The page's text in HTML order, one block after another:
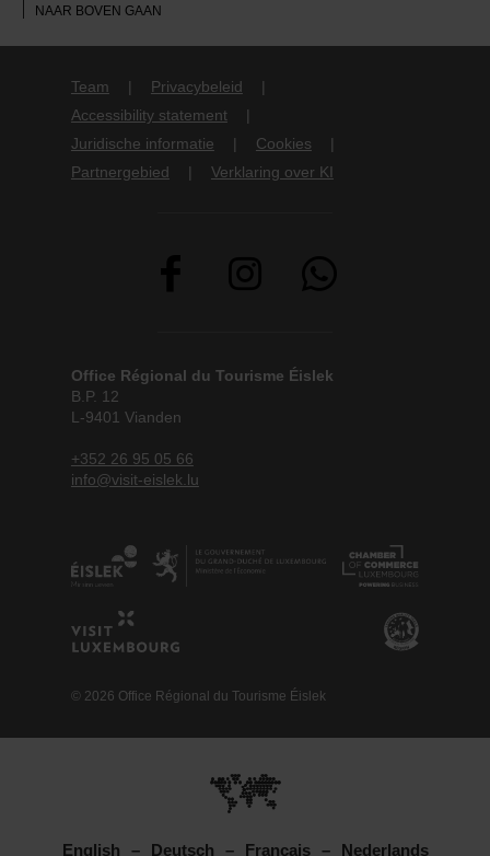
Team
Privacybeleid
Accessibility statement
Juridische informatie
Cookies
Partnergebied
Verklaring over KI
Office Régional du Tourisme Éislek
B.P. 12
L-9401 Vianden
+352 26 95 05 66
info@visit-eislek.lu
© 2026 Office Régional du Tourisme Éislek
English Deutsch Français Nederlands
NAAR BOVEN GAAN